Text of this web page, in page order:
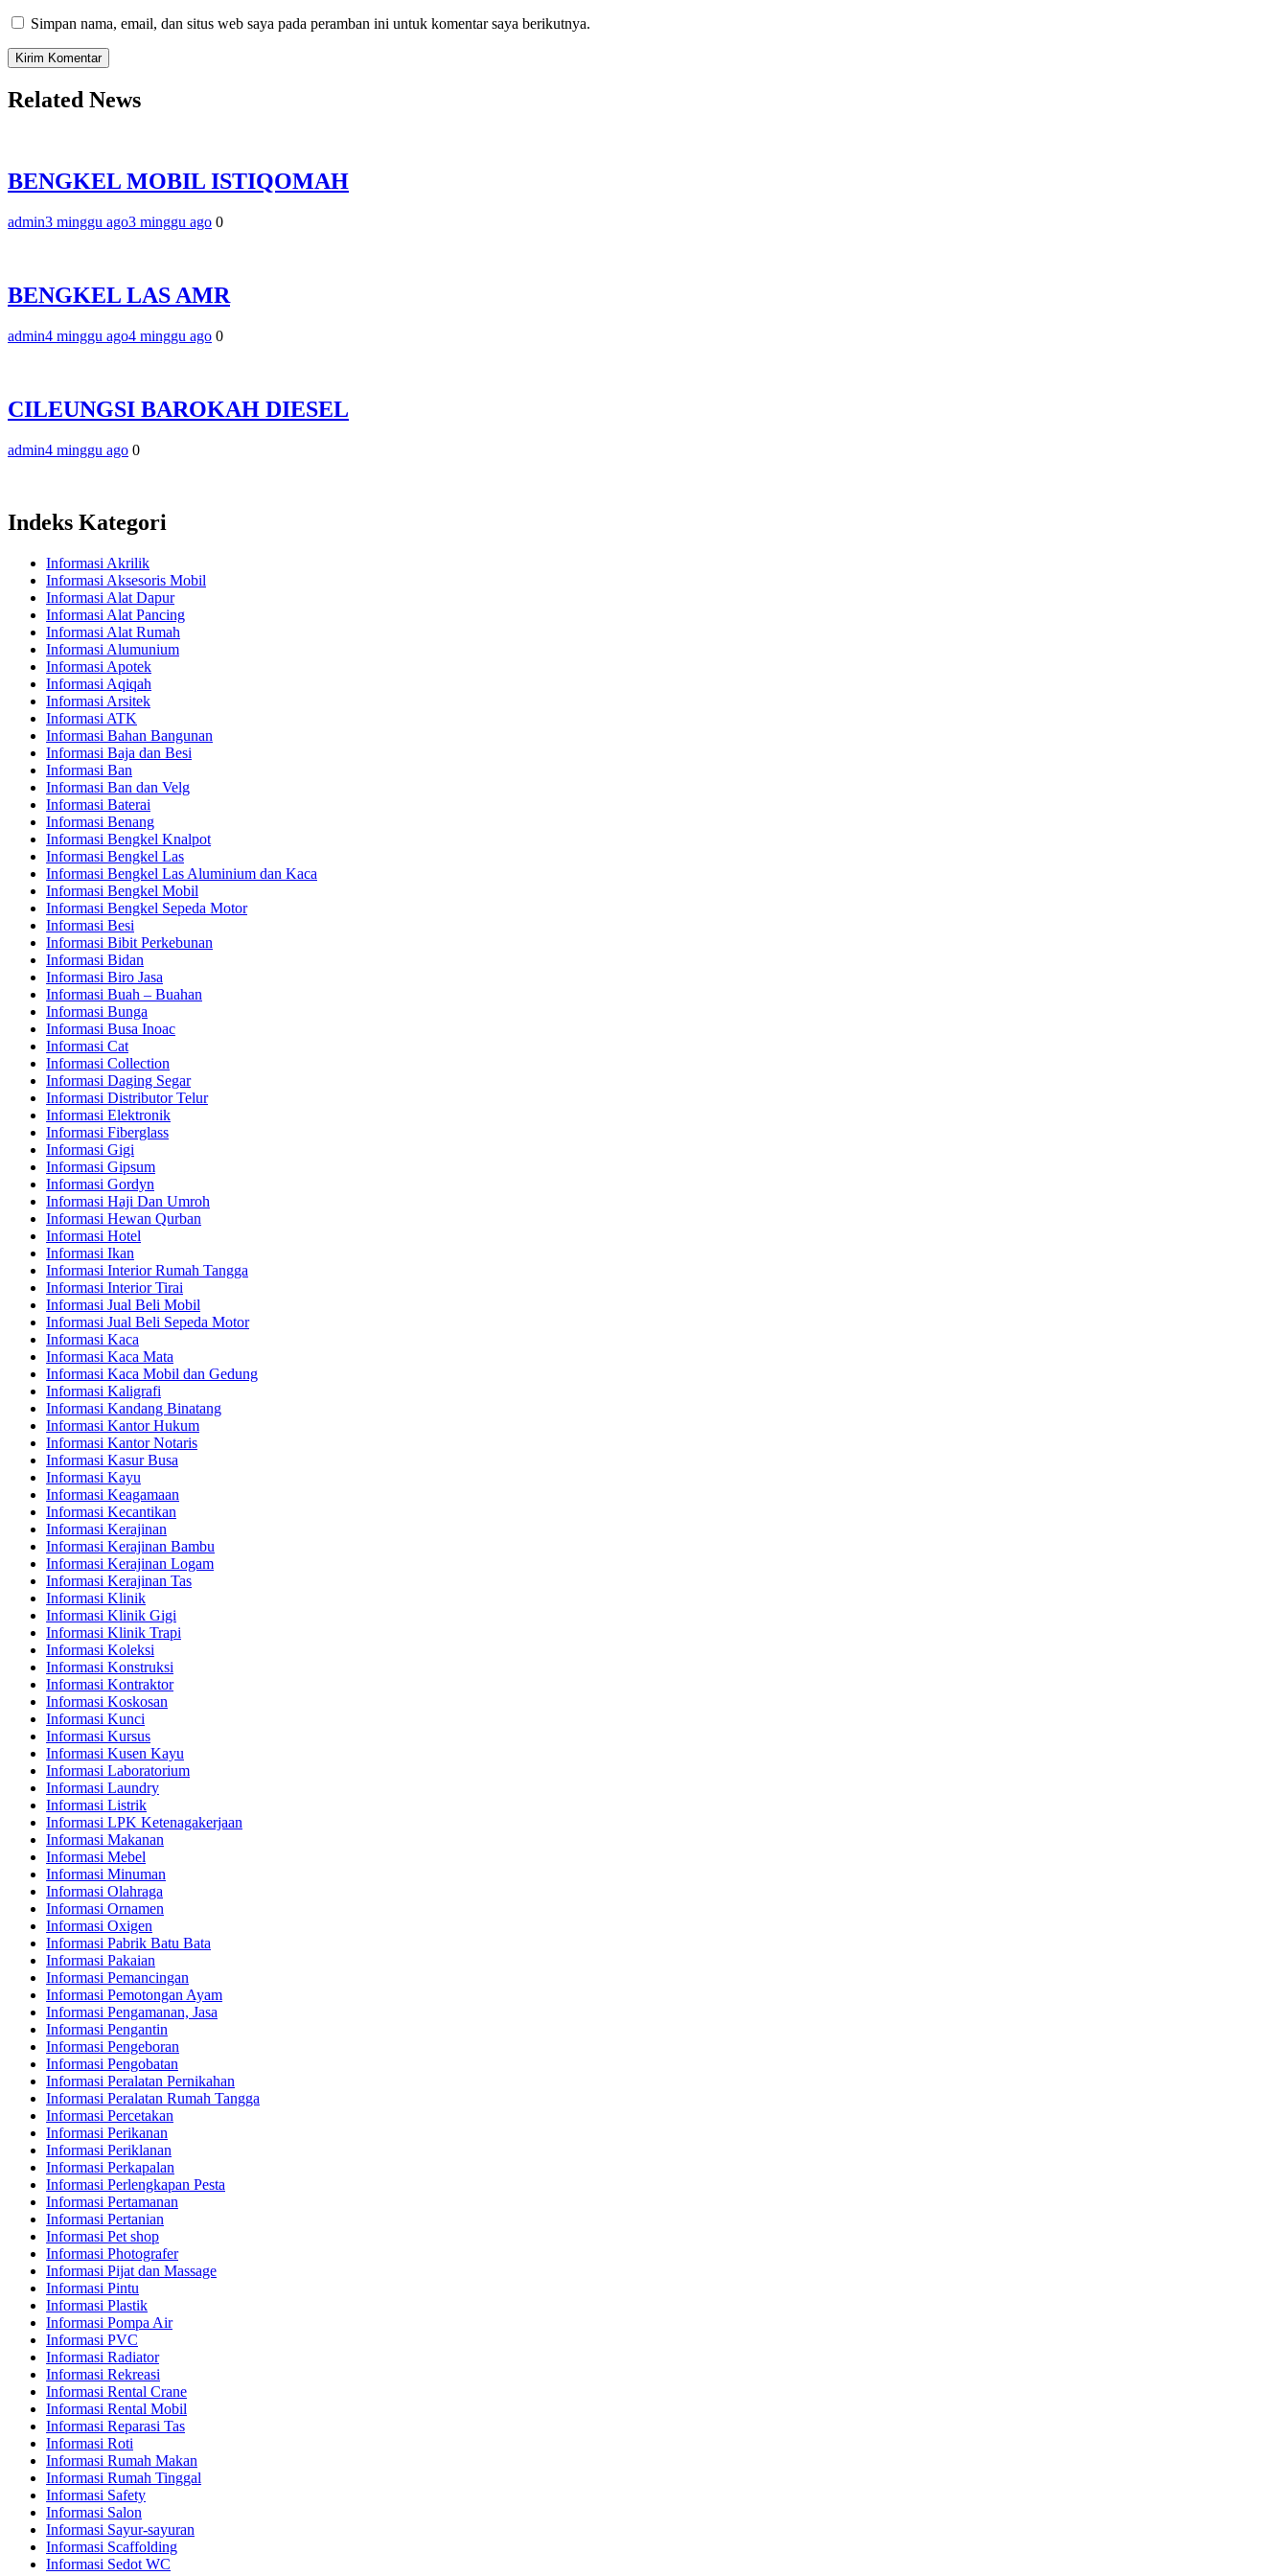
Simpan nama, email, dan situs web saya pada peramban ini untuk komentar saya berikutnya.
Related News
BENGKEL MOBIL ISTIQOMAH
admin3 minggu ago3 minggu ago 0
BENGKEL LAS AMR
admin4 minggu ago4 minggu ago 0
CILEUNGSI BAROKAH DIESEL
admin4 minggu ago 0
Indeks Kategori
Informasi Akrilik
Informasi Aksesoris Mobil
Informasi Alat Dapur
Informasi Alat Pancing
Informasi Alat Rumah
Informasi Alumunium
Informasi Apotek
Informasi Aqiqah
Informasi Arsitek
Informasi ATK
Informasi Bahan Bangunan
Informasi Baja dan Besi
Informasi Ban
Informasi Ban dan Velg
Informasi Baterai
Informasi Benang
Informasi Bengkel Knalpot
Informasi Bengkel Las
Informasi Bengkel Las Aluminium dan Kaca
Informasi Bengkel Mobil
Informasi Bengkel Sepeda Motor
Informasi Besi
Informasi Bibit Perkebunan
Informasi Bidan
Informasi Biro Jasa
Informasi Buah – Buahan
Informasi Bunga
Informasi Busa Inoac
Informasi Cat
Informasi Collection
Informasi Daging Segar
Informasi Distributor Telur
Informasi Elektronik
Informasi Fiberglass
Informasi Gigi
Informasi Gipsum
Informasi Gordyn
Informasi Haji Dan Umroh
Informasi Hewan Qurban
Informasi Hotel
Informasi Ikan
Informasi Interior Rumah Tangga
Informasi Interior Tirai
Informasi Jual Beli Mobil
Informasi Jual Beli Sepeda Motor
Informasi Kaca
Informasi Kaca Mata
Informasi Kaca Mobil dan Gedung
Informasi Kaligrafi
Informasi Kandang Binatang
Informasi Kantor Hukum
Informasi Kantor Notaris
Informasi Kasur Busa
Informasi Kayu
Informasi Keagamaan
Informasi Kecantikan
Informasi Kerajinan
Informasi Kerajinan Bambu
Informasi Kerajinan Logam
Informasi Kerajinan Tas
Informasi Klinik
Informasi Klinik Gigi
Informasi Klinik Trapi
Informasi Koleksi
Informasi Konstruksi
Informasi Kontraktor
Informasi Koskosan
Informasi Kunci
Informasi Kursus
Informasi Kusen Kayu
Informasi Laboratorium
Informasi Laundry
Informasi Listrik
Informasi LPK Ketenagakerjaan
Informasi Makanan
Informasi Mebel
Informasi Minuman
Informasi Olahraga
Informasi Ornamen
Informasi Oxigen
Informasi Pabrik Batu Bata
Informasi Pakaian
Informasi Pemancingan
Informasi Pemotongan Ayam
Informasi Pengamanan, Jasa
Informasi Pengantin
Informasi Pengeboran
Informasi Pengobatan
Informasi Peralatan Pernikahan
Informasi Peralatan Rumah Tangga
Informasi Percetakan
Informasi Perikanan
Informasi Periklanan
Informasi Perkapalan
Informasi Perlengkapan Pesta
Informasi Pertamanan
Informasi Pertanian
Informasi Pet shop
Informasi Photografer
Informasi Pijat dan Massage
Informasi Pintu
Informasi Plastik
Informasi Pompa Air
Informasi PVC
Informasi Radiator
Informasi Rekreasi
Informasi Rental Crane
Informasi Rental Mobil
Informasi Reparasi Tas
Informasi Roti
Informasi Rumah Makan
Informasi Rumah Tinggal
Informasi Safety
Informasi Salon
Informasi Sayur-sayuran
Informasi Scaffolding
Informasi Sedot WC